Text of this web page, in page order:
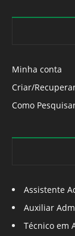
Minha conta
Criar/
Como
Assistente
Auxiliar
Técnico em